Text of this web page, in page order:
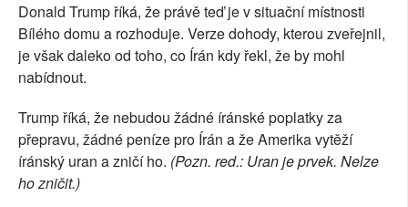
Donald Trump říká, že právě teď je v situační místnosti
Bílého domu a rozhoduje. Verze dohody, kterou zveřejnil,
je však daleko od toho, co Írán kdy řekl, že by mohl
nabídnout.
Trump říká, že nebudou žádné íránské poplatky za
přepravu, žádné peníze pro Írán a že Amerika vytěží
íránský uran a zničí ho. (Pozn. red.: Uran je prvek. Nelze
ho zničit.)